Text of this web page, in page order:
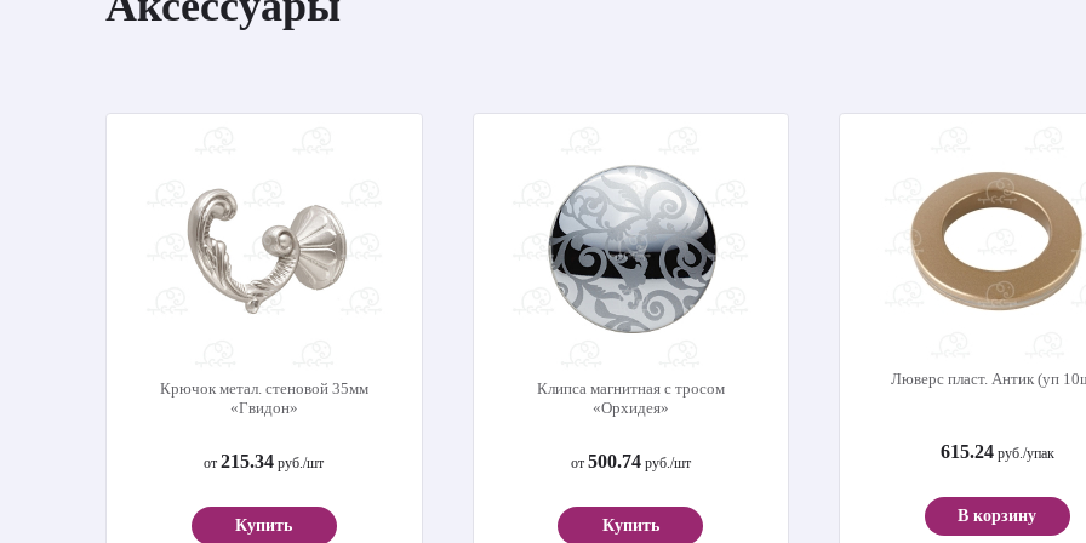
Крючок метал. стеновой 35мм
«Гвидон»
от215.34 руб./шт
Купить
Клипса магнитная с тросом
«Орхидея»
от 500.74руб./шт
Купить
Люверс пласт. Антик (уп
615.24руб./упак
В корзину